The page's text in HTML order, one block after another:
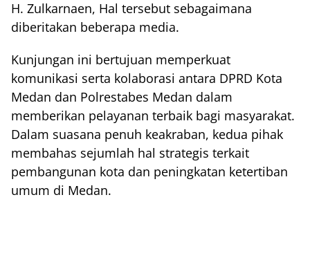
H. Zulkarnaen, Hal tersebut sebagaimana
diberitakan beberapa media.
Kunjungan ini bertujuan memperkuat
komunikasi serta kolaborasi antara DPRD Kota
Medan dan Polrestabes Medan dalam
memberikan pelayanan terbaik bagi masyarakat.
Dalam suasana penuh keakraban, kedua pihak
membahas sejumlah hal strategis terkait
pembangunan kota dan peningkatan ketertiban
umum di Medan.